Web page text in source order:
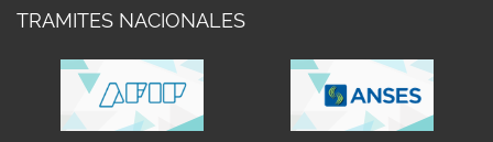
TRAMITES NACIONALES